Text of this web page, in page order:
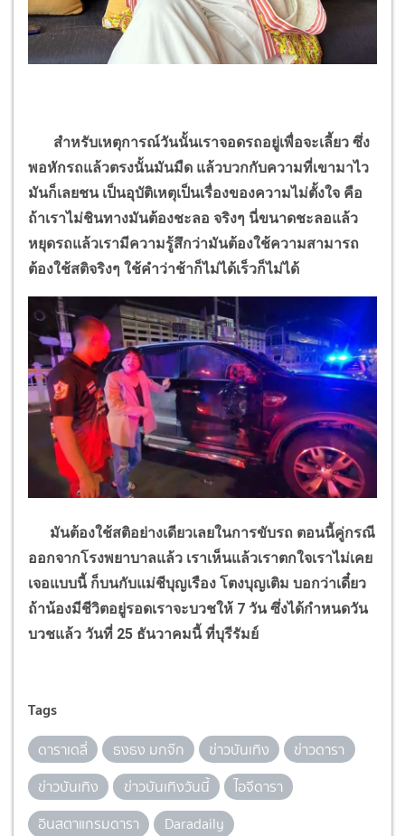
สำหรับเหตุการณ์วันนั้นเราจอดรถอยู่เพื่อจะเลี้ยว ซึ่ง
พอหักรถแล้วตรงนั้นมันมืด แล้วบวกกับความที่เขามาไว
มันก็เลยชน เป็นอุบัติเหตุเป็นเรื่องของความไม่ตั้งใจ คือ
ถ้าเราไม่ชินทางมันต้องชะลอ จริงๆ นี่ขนาดชะลอแล้ว
หยุดรถแล้วเรามีความรู้สึกว่ามันต้องใช้ความสามารถ
ต้องใช้สติจริงๆ ใช้คำว่าช้าก็ไม่ได้เร็วก็ไม่ได้
มันต้องใช้สติอย่างเดียวเลยในการขับรถ ตอนนี้คู่กรณี
ออกจากโรงพยาบาลแล้ว เราเห็นแล้วเราตกใจเราไม่เคย
เจอแบบนี้ ก็บนกับแม่ชีบุญเรือง โตงบุญเติม บอกว่าเดี๋ยว
ถ้าน้องมีชีวิตอยู่รอดเราจะบวชให้ 7 วัน ซึ่งได้กำหนดวัน
บวชแล้ว วันที่ 25 ธันวาคมนี้ ที่บุรีรัมย์
Tags
ดาราเดลี่ ธงธง มกจ๊ก ข่าวบันเทิง
ข่าวดารา
ข่าวบันเทิง
ข่าวบันเทิงวันนี้
ไอจีดารา
อินสตาแกรมดารา
Daradaily